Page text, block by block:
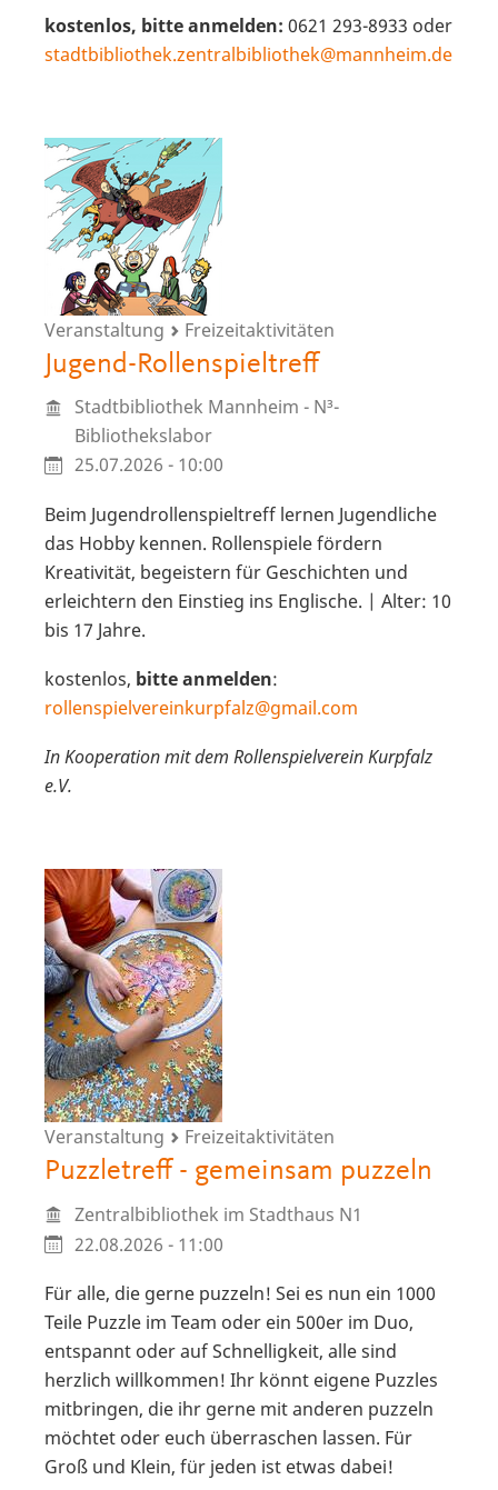
kostenlos, bitte anmelden: 0621 293-8933 oder
stadtbibliothek.zentralbibliothek@mannheim.de
Veranstaltung Freizeitaktivitäten
Jugend-Rollenspieltreff
Stadtbibliothek Mannheim - N³-
Bibliothekslabor
25.07.2026 - 10:00
Beim Jugendrollenspieltreff lernen Jugendliche
das Hobby kennen. Rollenspiele fördern
Kreativität, begeistern für Geschichten und
erleichtern den Einstieg ins Englische. | Alter: 10
bis 17 Jahre.
kostenlos, bitte anmelden:
rollenspielvereinkurpfalz@gmail.com
In Kooperation mit dem Rollenspielverein Kurpfalz
e.V.
Veranstaltung Freizeitaktivitäten
Puzzletreff - gemeinsam puzzeln
Zentralbibliothek im Stadthaus N1
22.08.2026 - 11:00
Für alle, die gerne puzzeln! Sei es nun ein 1000
Teile Puzzle im Team oder ein 500er im Duo,
entspannt oder auf Schnelligkeit, alle sind
herzlich willkommen! Ihr könnt eigene Puzzles
mitbringen, die ihr gerne mit anderen puzzeln
möchtet oder euch überraschen lassen. Für
Groß und Klein, für jeden ist etwas dabei!